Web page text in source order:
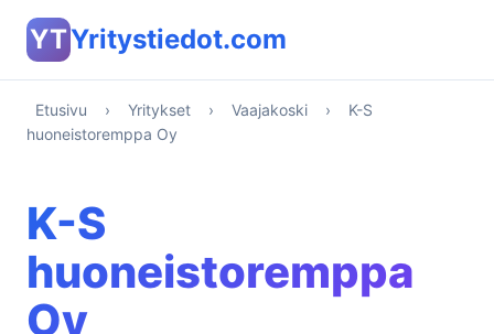
YTYritystiedot.com
Etusivu › Yritykset › Vaajakoski ›
K-S
huoneistoremppa Oy
K-S
huoneistoremppa
Oy